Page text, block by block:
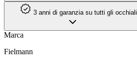
3 anni di garanzia su tutti gli occhiali
Marca
Fielmann